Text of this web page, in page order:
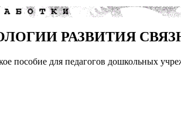
РАЗВИТИЯ
пособие для педагогов дошкольных